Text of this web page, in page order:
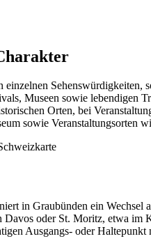
Sehenswürdigkeiten,
Museen sowie lebendigen
Orten, bei
sowie Veranstaltungsorten
in Graubünden ein Wechsel
oder St. Moritz, etwa
Ausgangs- oder